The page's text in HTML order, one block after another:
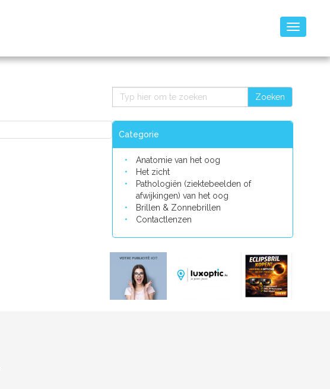
Toggle
Zoeken
Categorie
Anatomie van het oog
Het zicht
Pathologiën (ziektebeelden of
afwijkingen) van het oog
Brillen & Zonnebrillen
Contactlenzen